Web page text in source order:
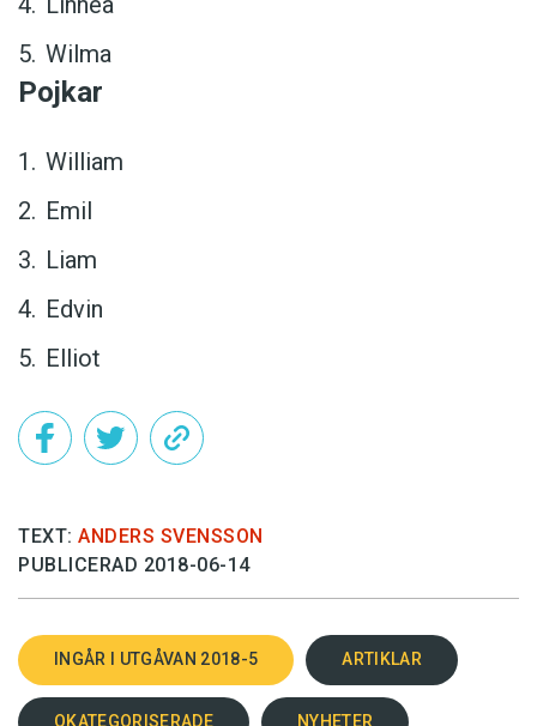
Wilma
Pojkar
William
Emil
Liam
Edvin
Elliot
TEXT: ANDERS SVENSSON
PUBLICERAD 2018-06-14
INGÅR I UTGÅVAN 2018-5 ARTIKLAR
OKATEGORISERADE NYHETER